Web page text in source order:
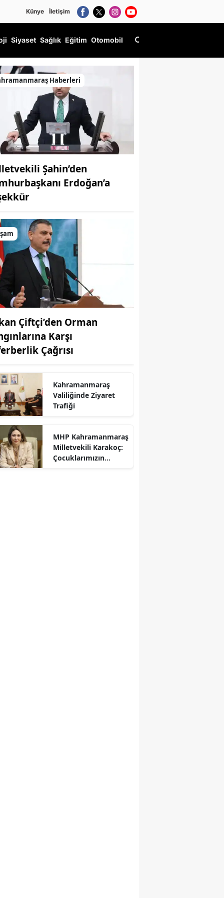
Künye İletişim
Siyaset Sağlık Eğitim Otomobil
Haberleri
Şahin’den
Erdoğan’a
Çiftçi’den Orman
Karşı
Çağrısı
Kahramanmaraş
Valiliğinde Ziyaret
Trafiği
MHP Kahramanmaraş
Milletvekili Karakoç:
Çocuklarımızın